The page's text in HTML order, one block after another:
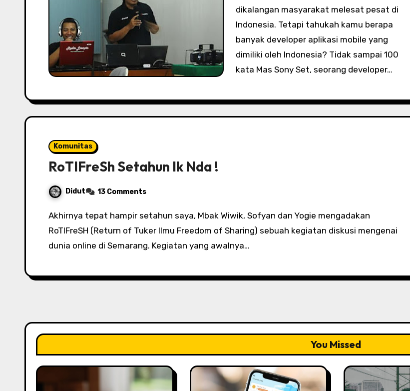
dikalangan masyarakat melesat pesat di
Indonesia. Tetapi tahukah kamu berapa
banyak developer aplikasi mobile yang
dimiliki oleh Indonesia? Tidak sampai 100
kata Mas Sony Set, seorang developer…
Komunitas
RoTIFreSh Setahun Ik Nda !
Didut 13 Comments
Akhirnya tepat hampir setahun saya, Mbak Wiwik, Sofyan dan Yogie mengadakan
RoTIFreSH (Return of Tuker Ilmu Freedom of Sharing) sebuah kegiatan diskusi mengenai
dunia online di Semarang. Kegiatan yang awalnya…
You Missed